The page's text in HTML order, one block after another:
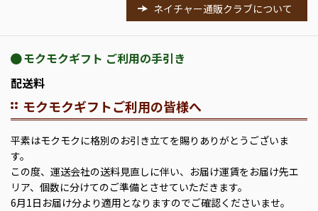
ネイチャー通販クラブについて
モクモクギフト ご利用の手引き
配送料
モクモクギフトご利用の皆様へ
平素はモクモクに格別のお引き立てを賜りありがとうございま
す。
この度、運送会社の送料見直しに伴い、お届け運賃をお届け先エ
リア、個数に分けてのご準備とさせていただきます。
6月1日お届け分より適用となりますのでご確認くださいませ。